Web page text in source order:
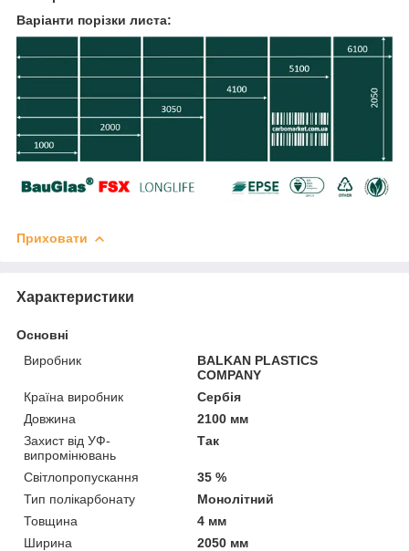
Варіанти порізки листа:
Приховати
Характеристики
Основні
Виробник
BALKAN PLASTICS
COMPANY
Країна виробник
Сербія
Довжина
2100 мм
Захист від УФ-
випромінювань
Так
Світлопропускання
35 %
Тип полікарбонату
Монолітний
Товщина
4 мм
Ширина
2050 мм